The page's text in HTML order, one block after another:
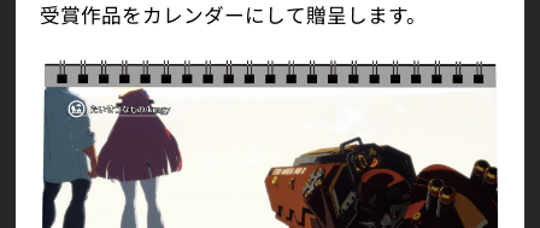
受賞作品をカレンダーにして贈呈します。